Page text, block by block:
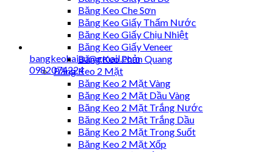
bangkeohaiau@gmail.com
0982074224
Băng Keo Che Sơn
Băng Keo Giấy Thấm Nước
Băng Keo Giấy Chịu Nhiệt
Băng Keo Giấy Veneer
Băng Keo Phản Quang
Băng Keo 2 Mặt
Băng Keo 2 Mặt Vàng
Băng Keo 2 Mặt Dầu Vàng
Băng Keo 2 Mặt Trắng Nước
Băng Keo 2 Mặt Trắng Dầu
Băng Keo 2 Mặt Trong Suốt
Băng Keo 2 Mặt Xốp